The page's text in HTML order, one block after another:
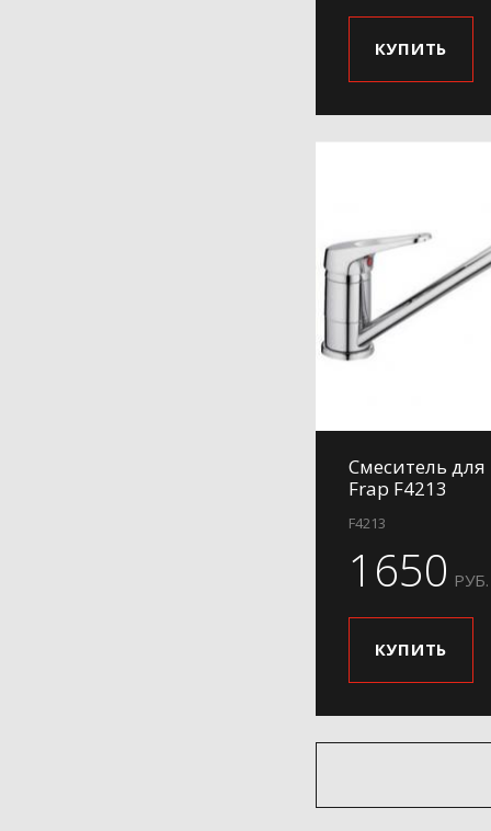
КУПИТЬ
Смеситель для
Frap F4213
F4213
1650 РУБ.
КУПИТЬ